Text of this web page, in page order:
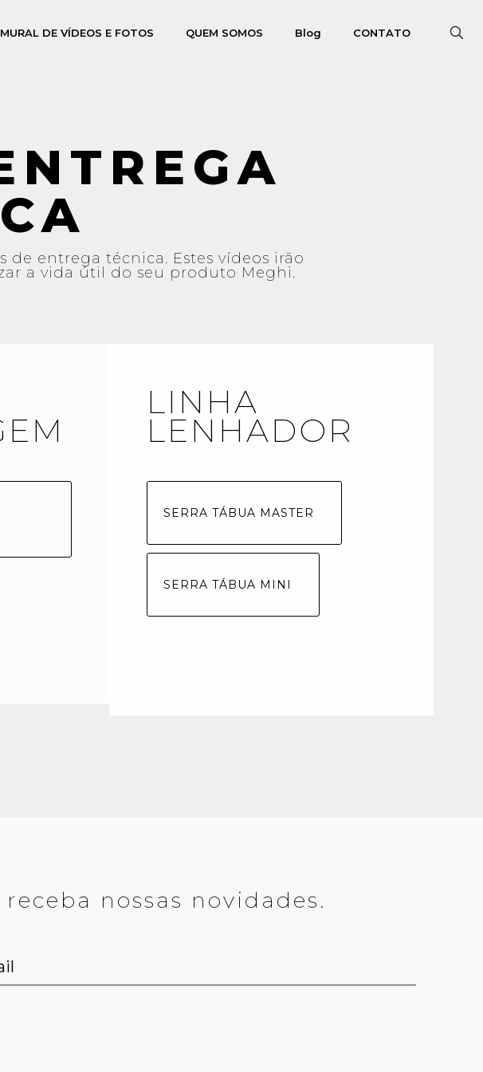
MURAL DE VÍDEOS E FOTOS QUEM SOMOS Blog CONTATO
de entrega técnica. Estes vídeos irão
a vida útil do seu produto Meghi.
LINHA
LENHADOR
SERRA TÁBUA MASTER
SERRA TÁBUA MINI
nossas novidades.